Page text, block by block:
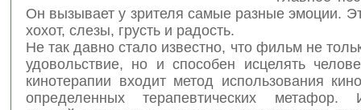
Он вызывает у зрителя самые разные эмоции.
хохот, слезы, грусть и радость.
Не так давно стало известно, что фильм не
удовольствие, но и способен исцелять
кинотерапии входит метод использования
определенных терапевтических метафор.